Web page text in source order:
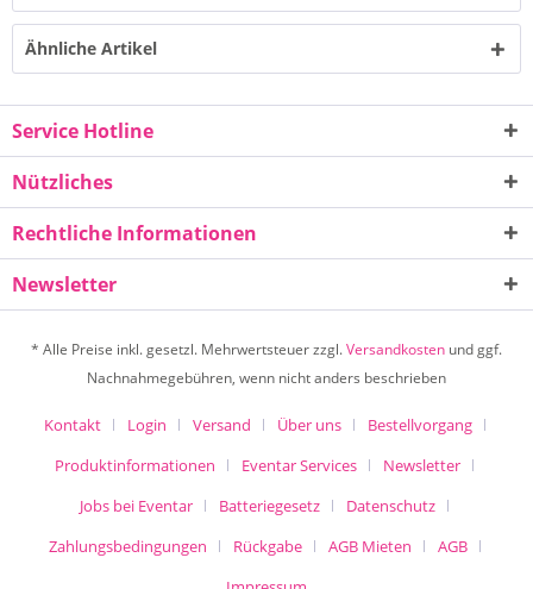
Ähnliche Artikel
Service Hotline
Nützliches
Rechtliche Informationen
Newsletter
* Alle Preise inkl. gesetzl. Mehrwertsteuer zzgl.Versandkosten und ggf.
Nachnahmegebühren, wenn nicht anders beschrieben
Kontakt Login Versand Über uns
Bestellvorgang
Produktinformationen
Eventar Services
Newsletter
Jobs bei Eventar
Batteriegesetz
Datenschutz
Zahlungsbedingungen
Rückgabe AGB Mieten
AGB